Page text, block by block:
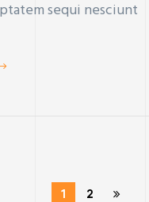
sequi nesciunt
1 2